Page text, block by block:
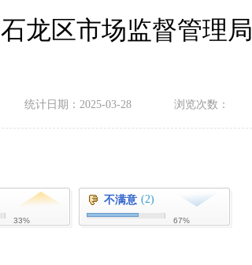
石龙区市场监督管理局
统计日期：2025-03-28 浏览次数：
33%
不满意 (2)
67%